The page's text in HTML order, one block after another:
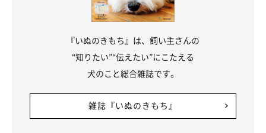
『いぬのきもち』は、飼い主さんの
“知りたい”“伝えたい”にこたえる
犬のこと総合雑誌です。
雑誌『いぬのきもち』